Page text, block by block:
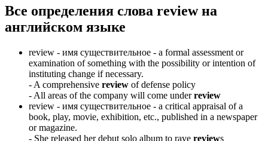
Все определения слова reviewна
английском языке
review - имя существительное - a formal assessment or
examination of something with the possibility or intention of
instituting change if necessary.
- A comprehensive review of defense policy
- All areas of the company will come underreview
review - имя существительное - a critical appraisal of a
book, play, movie, exhibition, etc., published in a newspaper
or magazine.
- She released her debut solo album to rave reviews